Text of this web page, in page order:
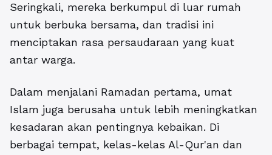
Seringkali, mereka berkumpul di luar rumah
untuk berbuka bersama, dan tradisi ini
menciptakan rasa persaudaraan yang kuat
antar warga.
Dalam menjalani Ramadan pertama, umat
Islam juga berusaha untuk lebih meningkatkan
kesadaran akan pentingnya kebaikan. Di
berbagai tempat, kelas-kelas Al-Qur'an dan